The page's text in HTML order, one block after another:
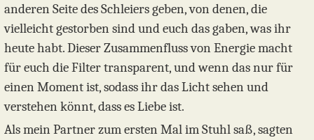
anderen Seite des Schleiers geben, von denen, die
vielleicht gestorben sind und euch das gaben, was ihr
heute habt. Dieser Zusammenfluss von Energie macht
für euch die Filter transparent, und wenn das nur für
einen Moment ist, sodass ihr das Licht sehen und
verstehen könnt, dass es Liebe ist.
Als mein Partner zum ersten Mal im Stuhl saß, sagten